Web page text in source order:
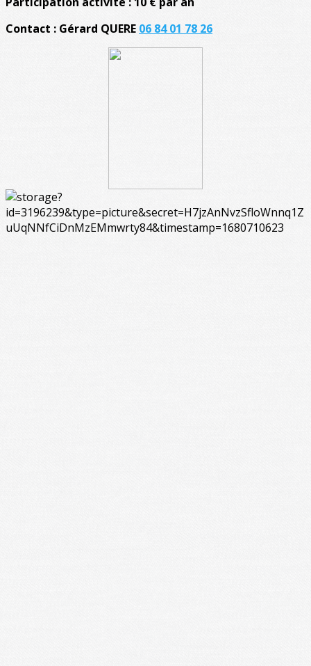
Contact : Gérard QUERE 06 84 01 78 26